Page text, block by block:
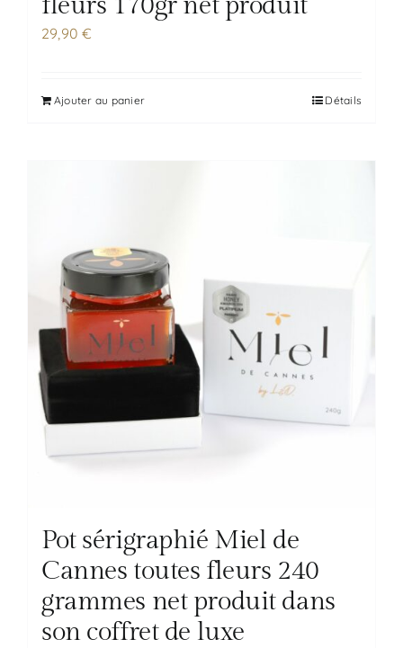
29,90€
Ajouter au panier Détails
Pot sérigraphié Miel de
Cannes toutes fleurs 240
grammes net produit dans
son coffret de luxe